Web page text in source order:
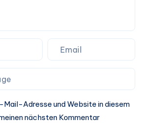
Mail-Adresse und Website in diesem
nächsten Kommentar